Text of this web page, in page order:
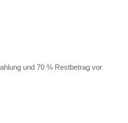
und 70 % Restbetrag vor